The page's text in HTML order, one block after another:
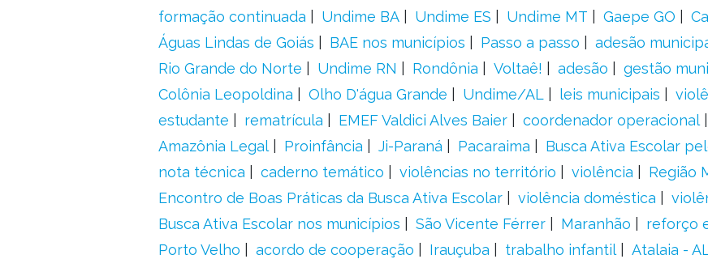
formação continuada
Undime BA Undime ES Undime MT Gaepe GO
Águas Lindas de Goiás
BAE nos municípios Passo a passo adesão
Rio Grande do Norte
Undime RN Rondônia Voltaê! adesão gestão
Colônia Leopoldina
Olho D'água Grande Undime/AL leis municipais
estudante
rematrícula EMEF Valdici Alves Baier coordenador operacional
Amazônia Legal
Proinfância Ji-Paraná Pacaraima Busca Ativa Escolar
nota técnica
caderno temático violências no território violência
Região
Encontro de Boas Práticas da Busca Ativa Escolar
violência doméstica
Busca Ativa Escolar nos municípios
São Vicente Férrer Maranhão reforço
Porto Velho
acordo de cooperação Irauçuba trabalho infantil Atalaia -